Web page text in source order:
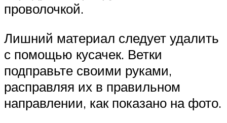
проволочкой.
Лишний материал следует удалить
с помощью кусачек. Ветки
подправьте своими руками,
расправляя их в правильном
направлении, как показано на фото.